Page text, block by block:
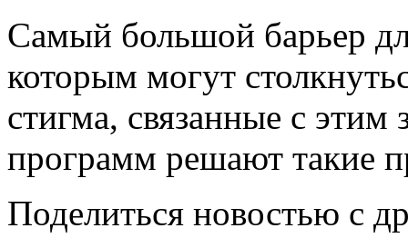
Самый большой барьер
которым могут
стигма, связанные с
программ решают такие
Поделиться новостью с